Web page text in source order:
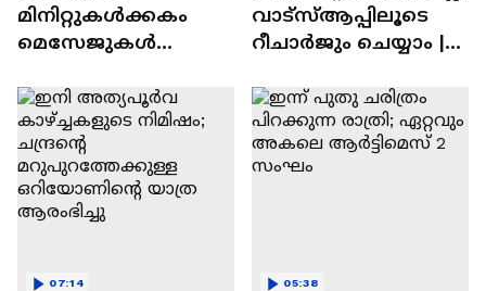
മിനിറ്റുകൾക്കകം
മെസേജുകള്‍
WhatsApp | Tech Talk
വാട്‌സ്‌ആപ്പിലൂടെ
റീചാർജും ചെയ്യാം |
Tech Talk
07:14 05:38